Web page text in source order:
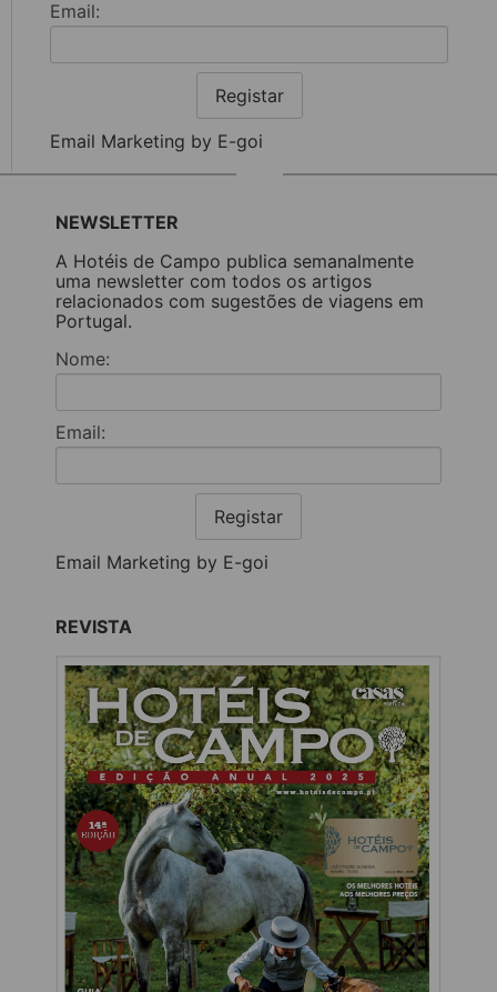
Email:
Registar
Email Marketing by E-goi
NEWSLETTER
A Hotéis de Campo publica semanalmente
uma newsletter com todos os artigos
relacionados com sugestões de viagens em
Portugal.
Nome:
Email:
Registar
Email Marketing by E-goi
REVISTA